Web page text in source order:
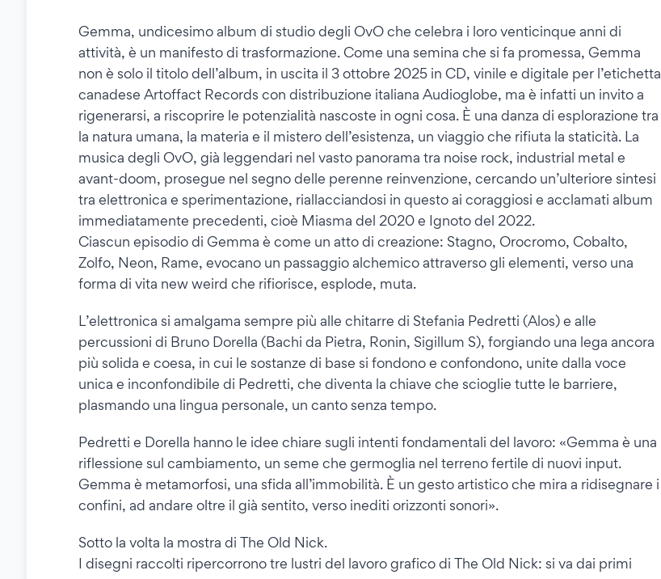
Gemma, undicesimo album di studio degli OvO che celebra i loro venticinque anni di
attività, è un manifesto di trasformazione. Come una semina che si fa promessa, Gemma
non è solo il titolo dell’album, in uscita il 3 ottobre 2025 in CD, vinile e digitale per l’etichetta
canadese Artoffact Records con distribuzione italiana Audioglobe, ma è infatti un invito a
rigenerarsi, a riscoprire le potenzialità nascoste in ogni cosa. È una danza di esplorazione tra
la natura umana, la materia e il mistero dell’esistenza, un viaggio che rifiuta la staticità. La
musica degli OvO, già leggendari nel vasto panorama tra noise rock, industrial metal e
avant-doom, prosegue nel segno delle perenne reinvenzione, cercando un’ulteriore sintesi
tra elettronica e sperimentazione, riallacciandosi in questo ai coraggiosi e acclamati album
immediatamente precedenti, cioè Miasma del 2020 e Ignoto del 2022.
Ciascun episodio di Gemma è come un atto di creazione: Stagno, Orocromo, Cobalto,
Zolfo, Neon, Rame, evocano un passaggio alchemico attraverso gli elementi, verso una
forma di vita new weird che rifiorisce, esplode, muta.
L’elettronica si amalgama sempre più alle chitarre di Stefania Pedretti (Alos) e alle
percussioni di Bruno Dorella (Bachi da Pietra, Ronin, Sigillum S), forgiando una lega ancora
più solida e coesa, in cui le sostanze di base si fondono e confondono, unite dalla voce
unica e inconfondibile di Pedretti, che diventa la chiave che scioglie tutte le barriere,
plasmando una lingua personale, un canto senza tempo.
Pedretti e Dorella hanno le idee chiare sugli intenti fondamentali del lavoro: «Gemma è una
riflessione sul cambiamento, un seme che germoglia nel terreno fertile di nuovi input.
Gemma è metamorfosi, una sfida all’immobilità. È un gesto artistico che mira a ridisegnare i
confini, ad andare oltre il già sentito, verso inediti orizzonti sonori».
Sotto la volta la mostra di The Old Nick.
I disegni raccolti ripercorrono tre lustri del lavoro grafico di The Old Nick: si va dai primi